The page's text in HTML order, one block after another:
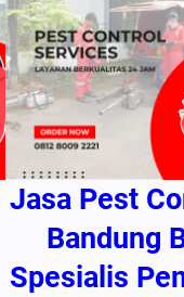
Jasa Pest
Bandung
Spesialis